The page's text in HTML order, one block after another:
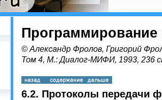
© Александр Фролов, Григорий
Том 4, М.: Диалог-МИФИ, 1993, 236
6.2. Протоколы передачи